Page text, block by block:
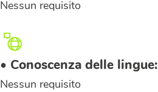
Nessun requisito
• Conoscenza delle lingue:
Nessun requisito